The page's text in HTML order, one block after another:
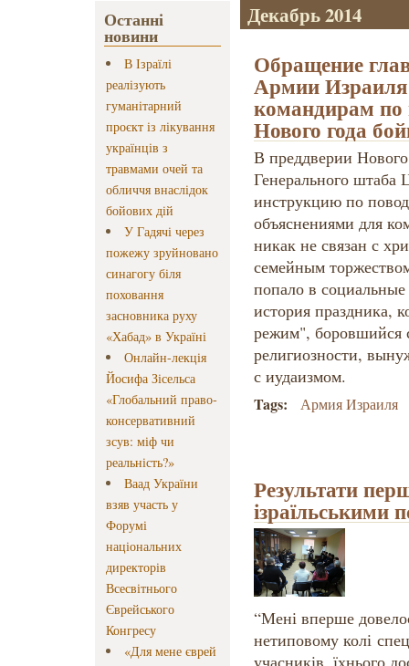
Останні
новини
В Ізраїлі
реалізують
гуманітарний
проєкт із лікування
українців з
травмами очей та
обличчя внаслідок
бойових дій
У Гадячі через
пожежу зруйновано
синагогу біля
поховання
засновника руху
«Хабад» в Україні
Онлайн-лекція
Йосифа Зісельса
«Глобальний право-
консервативний
зсув: міф чи
реальність?»
Ваад України
взяв участь у
Форумі
національних
директорів
Всесвітнього
Єврейського
Конгресу
«Для мене єврей
Декабрь 2014
Обращение
Армии
командирам по
Нового года
В преддверии
Генерального
инструкцию по
объяснениями для
никак не связан с
семейным
попало в
история праздника,
режим", боровшийся
религиозности,
с иудаизмом.
Tags: Армия Израиля
Результати
ізраїльськими
“Мені вперше
нетиповому колі
учасників, їхнього